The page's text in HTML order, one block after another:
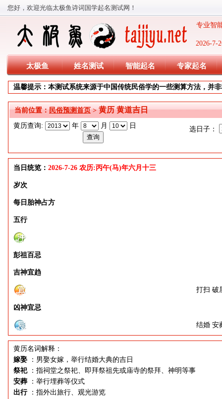
您好，欢迎光临太极鱼诗词国学起名测试网！
2026-7-
专业智
太极鱼 姓名测试 智能起名 专家起名
温馨提示：本测试系统来源于中国传统民俗学的一些测算方法，并
当前位置：民俗预测首页>黄历 黄道吉日
黄历查询: 年 月 日 选日子：
当日统览： 2026-7-26 农历:丙午(马)年六月十三
岁次
每日胎神占方
五行
彭祖百忌
吉神宜趋
打扫 破
凶神宜忌
结婚 安
黄历名词解释：
嫁娶
：男娶女嫁，举行结婚大典的吉日
祭祀 ：指祠堂之祭祀、即拜祭祖先或庙寺的祭拜、神明等事
安葬
：举行埋葬等仪式
出行 ：指外出旅行、观光游览